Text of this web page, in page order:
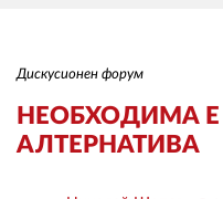
Дискусионен форум
НЕОБХОДИМА
АЛТЕРНАТИВА